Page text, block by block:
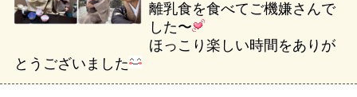
離乳食を食べてご機嫌さんで
した〜
ほっこり楽しい時間をありが
とうございました